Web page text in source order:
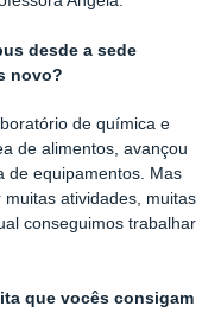
desde a sede
novo?
de química e
de alimentos, avançou
de equipamentos. Mas
atividades, muitas
conseguimos trabalhar
que vocês consigam